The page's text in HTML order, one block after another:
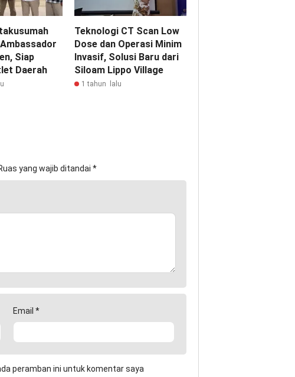
Siap
Daerah
Teknologi CT Scan Low
Dose dan Operasi Minim
Invasif, Solusi Baru dari
Siloam Lippo Village
1 tahun lalu
yang wajib ditandai *
Email *
peramban ini untuk komentar saya